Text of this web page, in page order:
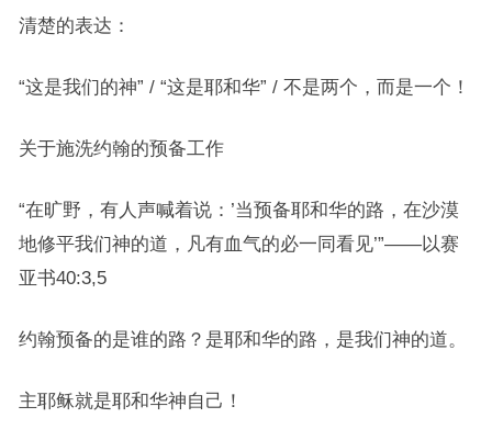
清楚的表达：
“这是我们的神” / “这是耶和华” / 不是两个，而是一个！
关于施洗约翰的预备工作
“在旷野，有人声喊着说：’当预备耶和华的路，在沙漠
地修平我们神的道，凡有血气的必一同看见’”——以赛
亚书40:3,5
约翰预备的是谁的路？是耶和华的路，是我们神的道。
主耶稣就是耶和华神自己！